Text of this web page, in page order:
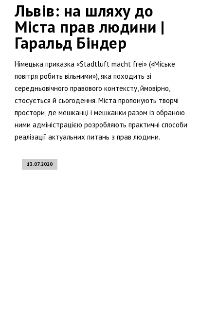
Львів: на шляху до
Міста прав людини |
Гаральд Біндер
Німецька приказка «Stadtluft macht frei» («Міське
повітря робить вільними»), яка походить зі
середньовічного правового контексту, ймовірно,
стосується й сьогодення. Міста пропонують творчі
простори, де мешканці і мешканки разом із обраною
ними адміністрацією розробляють практичні способи
реалізації актуальних питань з прав людини.
13.07.2020